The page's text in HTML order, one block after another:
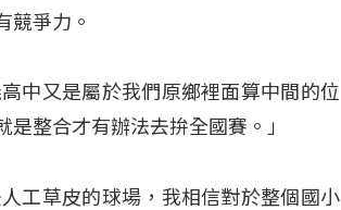
競爭力。
中又是屬於我們原鄉裡面算中間的位
整合才有辦法去拚全國賽。」
工草皮的球場，我相信對於整個國小